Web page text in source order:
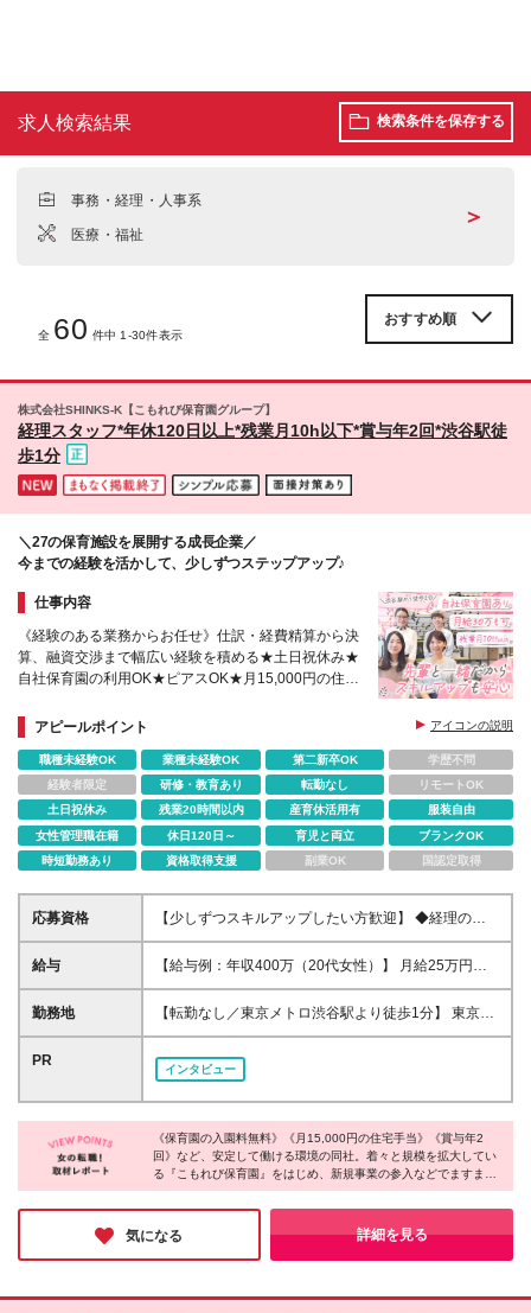
求人検索結果 検索条件を保存する
事務・経理・人事系
医療・福祉
＞
全 60 件中 1-30件表示
株式会社SHINKS-K【こもれび保育園グループ】
経理スタッフ*年休120日以上*残業月10h以下*賞与年2回*渋谷駅徒
歩1分
＼27の保育施設を展開する成長企業／
今までの経験を活かして、少しずつステップアップ♪
仕事内容
《経験のある業務からお任せ》仕訳・経費精算から決
算、融資交渉まで幅広い経験を積める★土日祝休み★
自社保育園の利用OK★ピアスOK★月15,000円の住宅
★ママ活躍中
アピールポイント アイコンの説明
職種未経験OK 業種未経験OK 第二新卒OK
学歴不問
経験者限定
研修・教育あり 転勤なし
リモートOK
土日祝休み
残業20時間以内 産育休活用有
服装自由
女性管理職在籍
休日120日～ 育児と両立
ブランクOK
時短勤務あり
資格取得支援 副業OK 国認定取得
応募資格
【少しずつスキルアップしたい方歓迎】 ◆経理のご
経験または簿記3級以上の資格をお持ちの方 ◆専門卒
以上 ＼こんな方にピッタリです／ ★自分のペースで
福利厚生が整った、働きやすい環境を探している方
★ライフイベントを迎えても、長く安定して働き続け
給与
【給与例：年収400万（20代女性）】 月給25万円～
35万円＋各種手当＋賞与年2回 ※経験やスキルを考慮
の上、決定いたします ※残業代は別途全額支給いたし
定あり） ・資格手当 【昇給・賞与】 ・昇給年1回
勤務地
【転勤なし／東京メトロ渋谷駅より徒歩1分】 東京都
渋谷区渋谷1-12-2 クロスオフィス渋谷601 ※(変更の
範囲)上記を除く当社関連勤務地
PR
インタビュー
《保育園の入園料無料》《月15,000円の住宅手当》《賞与年2
回》など、安定して働ける環境の同社。着々と規模を拡大してい
る『こもれび保育園』をはじめ、新規事業の参入などでますます
盛り上がりを見せています。社員全体のモチベーションも高まっ
ており、社員同士の雰囲気の良さも成長に繋がっているのではな
いでしょうか！コミュニケーションを大切にしながら、あなたら
しさを活かして成長したい方は要チェックです♪
気になる 詳細を見る